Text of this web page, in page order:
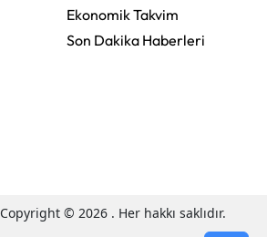
Ekonomik Takvim
Son Dakika Haberleri
Copyright © 2026 . Her hakkı saklıdır.